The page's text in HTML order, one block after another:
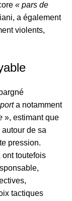
« pars de
a également
violents,
a notamment
», estimant que
de sa
pression.
ont toutefois
tactiques